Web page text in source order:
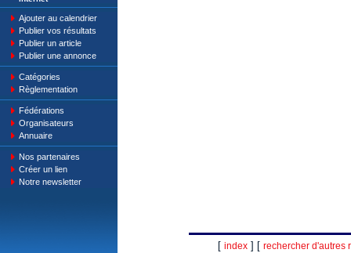
Ajouter au calendrier
Publier vos résultats
Publier un article
Publier une annonce
Catégories
Règlementation
Fédérations
Organisateurs
Annuaire
Nos partenaires
Créer un lien
Notre newsletter
[ index] [ rechercher d'autres